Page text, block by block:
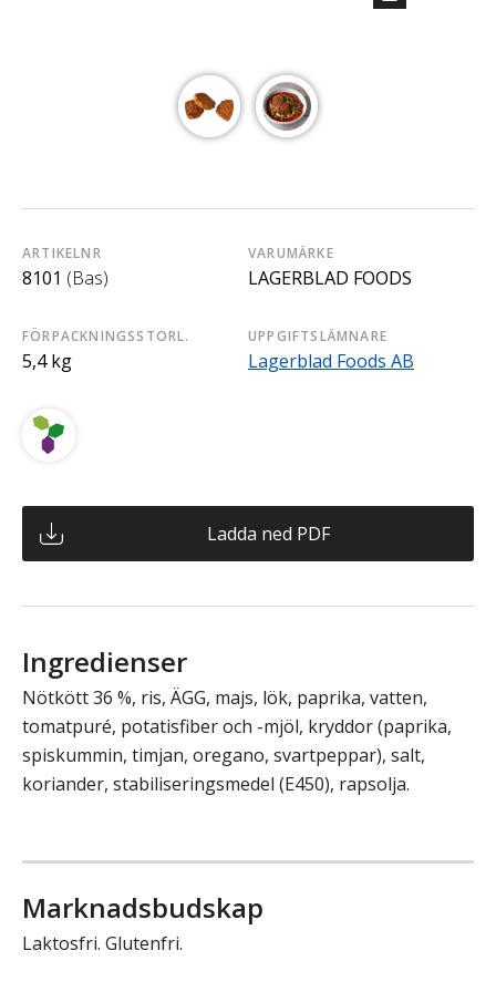
ARTIKELNR
8101 (Bas)
VARUMÄRKE
LAGERBLAD FOODS
FÖRPACKNINGSSTORL.
5,4 kg
UPPGIFTSLÄMNARE
Lagerblad Foods AB
Ladda ned PDF
Ingredienser
Nötkött 36 %, ris, ÄGG, majs, lök, paprika, vatten,
tomatpuré, potatisfiber och -mjöl, kryddor (paprika,
spiskummin, timjan, oregano, svartpeppar), salt,
koriander, stabiliseringsmedel (E450), rapsolja.
Marknadsbudskap
Laktosfri. Glutenfri.